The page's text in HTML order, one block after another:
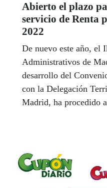
Abierto el plazo
servicio de Renta
2022
De nuevo este año, el
Administrativos de
desarrollo del
con la Delegación
Madrid, ha procedido